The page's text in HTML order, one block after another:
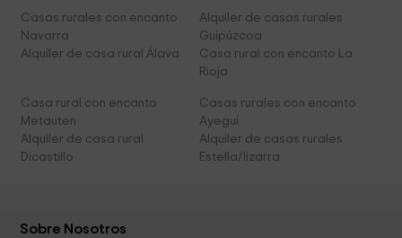
Casas rurales con encanto
Navarra
Alquiler de casas rurales
Guipúzcoa
Alquiler de casa rural Álava
Casa rural con encanto La
Rioja
Casa rural con encanto
Metauten
Casas rurales con encanto
Ayegui
Alquiler de casa rural
Dicastillo
Alquiler de casas rurales
Estella/lizarra
Sobre Nosotros